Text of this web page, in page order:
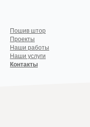
Пошив штор
Проекты
Наши работы
Наши услуги
Контакты